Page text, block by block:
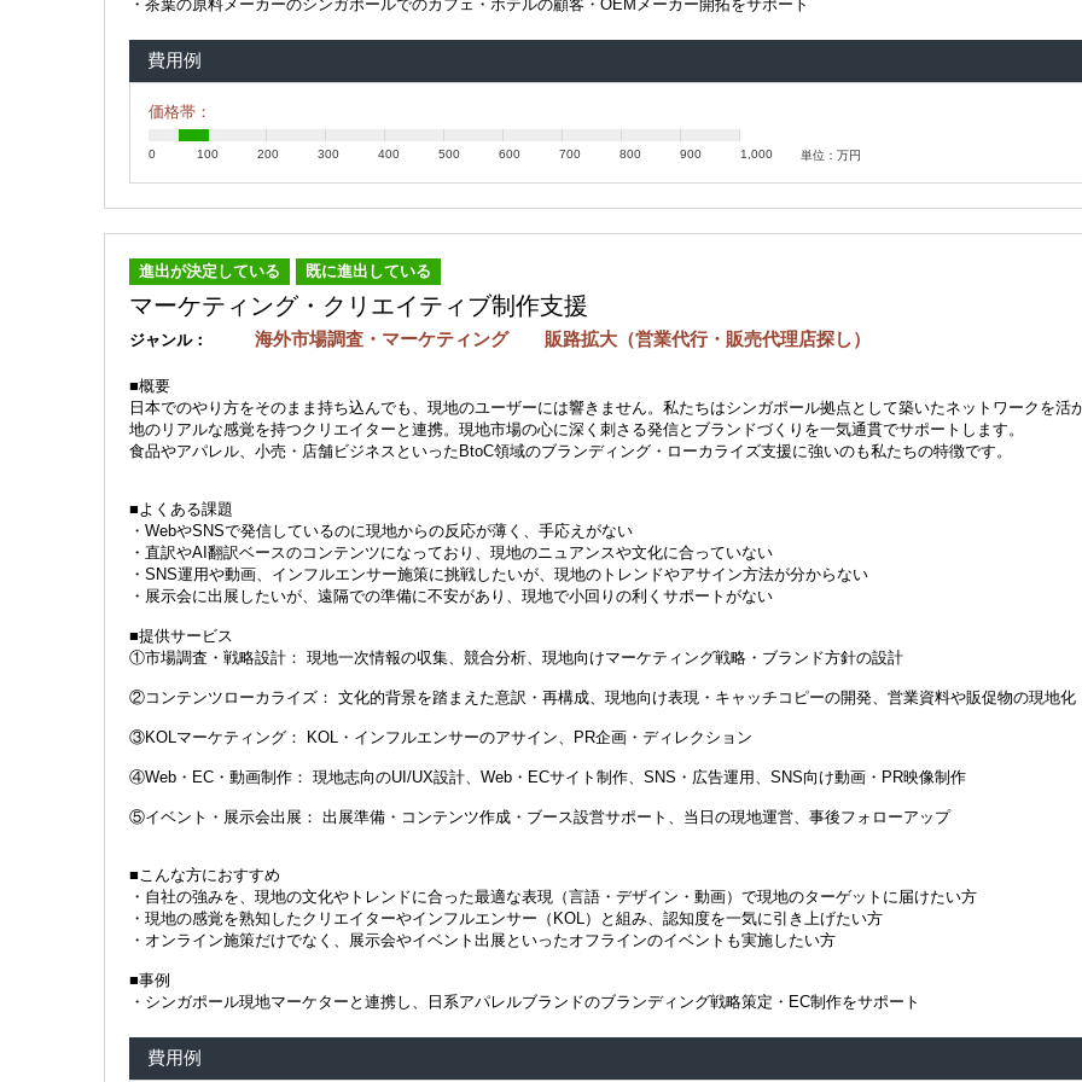
・茶葉の原料メーカーのシンガポールでのカフェ・ホテルの顧客・OEMメーカー開拓をサポート
費用例
価格帯：
0 100 200 300 400 500 600 700 800 900 1,000 単位：万円
進出が決定している 既に進出している
マーケティング・クリエイティブ制作支援
ジャンル： 海外市場調査・マーケティング 販路拡大（営業代行・販売代理店探し）
■概要
日本でのやり方をそのまま持ち込んでも、現地のユーザーには響きません。私たちはシンガポール拠点として築いたネットワークを活
地のリアルな感覚を持つクリエイターと連携。現地市場の心に深く刺さる発信とブランドづくりを一気通貫でサポートします。
食品やアパレル、小売・店舗ビジネスといったBtoC領域のブランディング・ローカライズ支援に強いのも私たちの特徴です。
■よくある課題
・WebやSNSで発信しているのに現地からの反応が薄く、手応えがない
・直訳やAI翻訳ベースのコンテンツになっており、現地のニュアンスや文化に合っていない
・SNS運用や動画、インフルエンサー施策に挑戦したいが、現地のトレンドやアサイン方法が分からない
・展示会に出展したいが、遠隔での準備に不安があり、現地で小回りの利くサポートがない
■提供サービス
①市場調査・戦略設計： 現地一次情報の収集、競合分析、現地向けマーケティング戦略・ブランド方針の設計
②コンテンツローカライズ： 文化的背景を踏まえた意訳・再構成、現地向け表現・キャッチコピーの開発、営業資料や販促物の現地化
③KOLマーケティング： KOL・インフルエンサーのアサイン、PR企画・ディレクション
④Web・EC・動画制作： 現地志向のUI/UX設計、Web・ECサイト制作、SNS・広告運用、SNS向け動画・PR映像制作
⑤イベント・展示会出展： 出展準備・コンテンツ作成・ブース設営サポート、当日の現地運営、事後フォローアップ
■こんな方におすすめ
・自社の強みを、現地の文化やトレンドに合った最適な表現（言語・デザイン・動画）で現地のターゲットに届けたい方
・現地の感覚を熟知したクリエイターやインフルエンサー（KOL）と組み、認知度を一気に引き上げたい方
・オンライン施策だけでなく、展示会やイベント出展といったオフラインのイベントも実施したい方
■事例
・シンガポール現地マーケターと連携し、日系アパレルブランドのブランディング戦略策定・EC制作をサポート
費用例